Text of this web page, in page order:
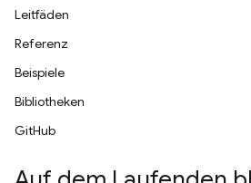
Leitfäden
Referenz
Beispiele
Bibliotheken
GitHub